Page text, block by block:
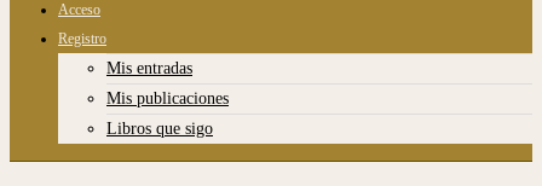
Acceso
Registro
Mis entradas
Mis publicaciones
Libros que sigo